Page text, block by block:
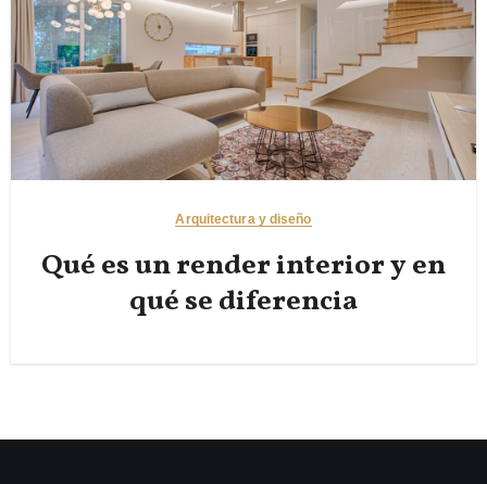
Arquitectura y diseño
Qué es un render interior y en
qué se diferencia